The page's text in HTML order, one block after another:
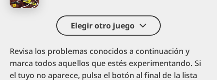
Elegir otro juego
Revisa los problemas conocidos a continuación y
marca todos aquellos que estés experimentando. Si
el tuyo no aparece, pulsa el botón al final de la lista